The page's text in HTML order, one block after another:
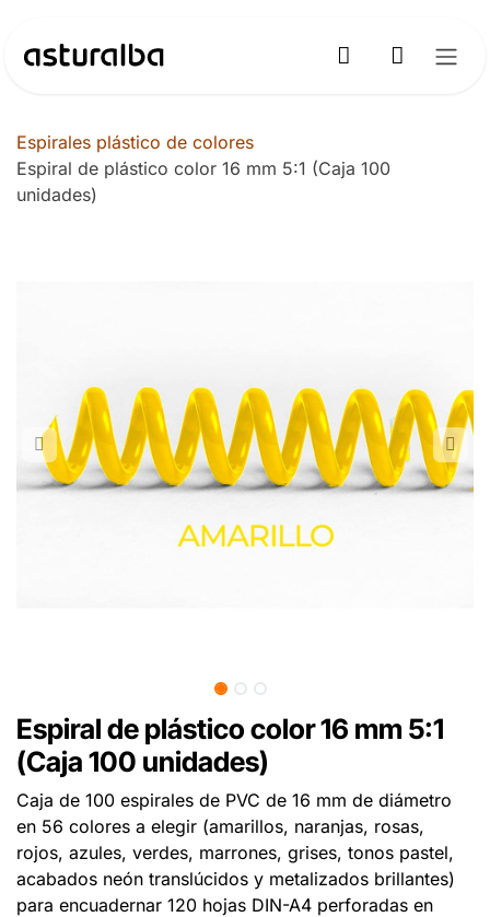
Espirales plástico de colores
Espiral de plástico color 16 mm 5:1 (Caja 100
unidades)
Espiral de plástico color 16 mm 5:1
(Caja 100 unidades)
Caja de 100 espirales de PVC de 16 mm de diámetro
en 56 colores a elegir (amarillos, naranjas, rosas,
rojos, azules, verdes, marrones, grises, tonos pastel,
acabados neón translúcidos y metalizados brillantes)
para encuadernar 120 hojas DIN-A4 perforadas en